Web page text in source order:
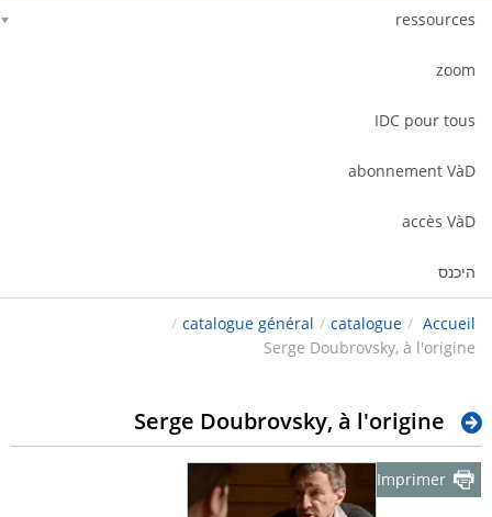
ressources
zoom
IDC pour tous
abonnement VàD
accès VàD
היכנס
Accueil
/
catalogue
/
catalogue général
/
Serge Doubrovsky, à l'origine
Serge Doubrovsky, à l'origine
Imprimer